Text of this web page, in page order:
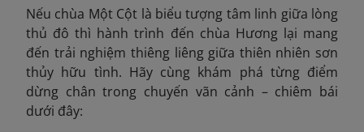
Nếu chùa Một Cột là biểu tượng tâm linh giữa lòng
thủ đô thì hành trình đến chùa Hương lại mang
đến trải nghiệm thiêng liêng giữa thiên nhiên sơn
thủy hữu tình. Hãy cùng khám phá từng điểm
dừng chân trong chuyến vãn cảnh – chiêm bái
dưới đây: